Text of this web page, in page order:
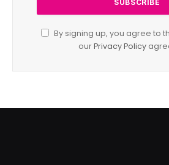
By signing up, you agree to
ourPrivacy Policy